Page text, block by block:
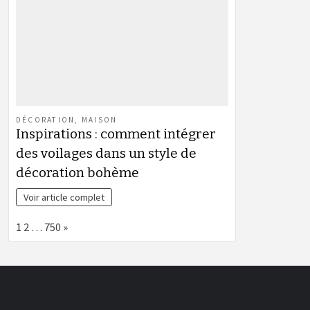
DÉCORATION, MAISON
Inspirations : comment intégrer
des voilages dans un style de
décoration bohème
Voir article complet
Page:
1 2 … 750 Next
»